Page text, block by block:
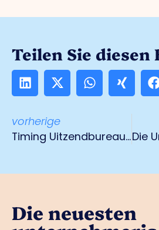
Teilen Sie diesen
vorherige
Timing Uitzendbureau: Wir bieten flexiblen Arbeitnehmern unbefristete Verträge
Die neuesten